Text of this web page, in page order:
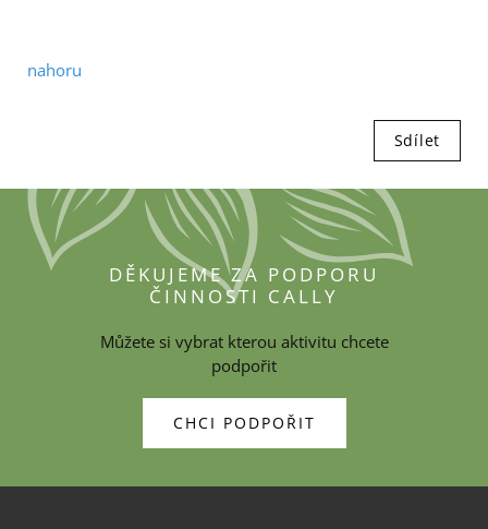
nahoru
Sdílet
DĚKUJEME ZA PODPORU
ČINNOSTI CALLY
Můžete si vybrat kterou aktivitu chcete
podpořit
CHCI PODPOŘIT